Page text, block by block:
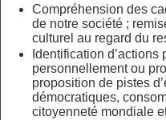
Compréhension des
de notre société ;
culturel au regard du
Identification
personnellement ou
proposition de pistes
démocratiques,
citoyenneté mondiale